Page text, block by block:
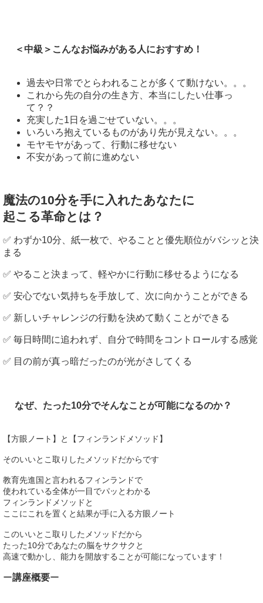
＜中級＞こんなお悩みがある人におすすめ！
過去や日常でとらわれることが多くて動けない。。。
これから先の自分の生き方、本当にしたい仕事っ
て？？
充実した1日を過ごせていない。。。
いろいろ抱えているものがあり先が見えない。。。
モヤモヤがあって、行動に移せない
不安があって前に進めない
魔法の10分を手に入れたあなたに
起こる革命とは？
✅ わずか10分、紙一枚で、やることと優先順位がバシッと決
まる
✅ やること決まって、軽やかに行動に移せるようになる
✅ 安心でない気持ちを手放して、次に向かうことができる
✅ 新しいチャレンジの行動を決めて動くことができる
✅ 毎日時間に追われず、自分で時間をコントロールする感覚
✅ 目の前が真っ暗だったのが光がさしてくる
なぜ、たった10分でそんなことが可能になるのか？
【方眼ノート】と【フィンランドメソッド】
そのいいとこ取りしたメソッドだからです
教育先進国と言われるフィンランドで
使われている全体が一目でパッとわかる
フィンランドメソッドと
ここにこれを置くと結果が手に入る方眼ノート
このいいとこ取りしたメソッドだから
たった10分であなたの脳をサクサクと
高速で動かし、能力を開放することが可能になっています！
ー講座概要ー